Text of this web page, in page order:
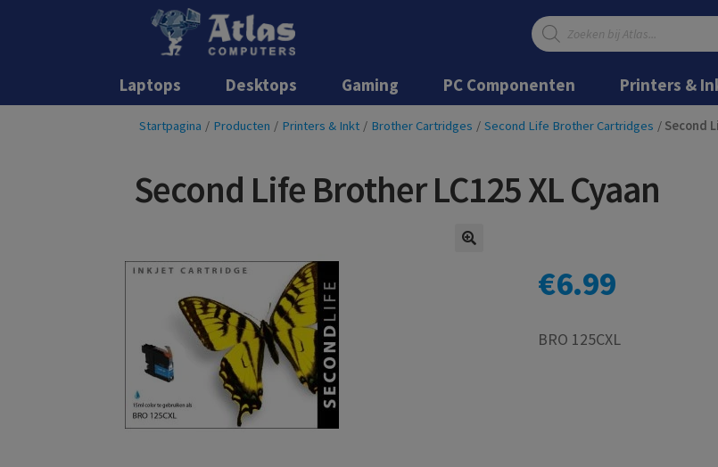
Ga
naar
navigatie
Ga
inhoud
Producten
zoeken
Laptops Desktops Gaming PC Componenten Printers &
Startpagina / Producten / Printers & Inkt / Brother Cartridges / Second Life Brother Cartridges / Second
Second Life Brother LC125 XL Cyaan
€6.99
BRO 125CXL